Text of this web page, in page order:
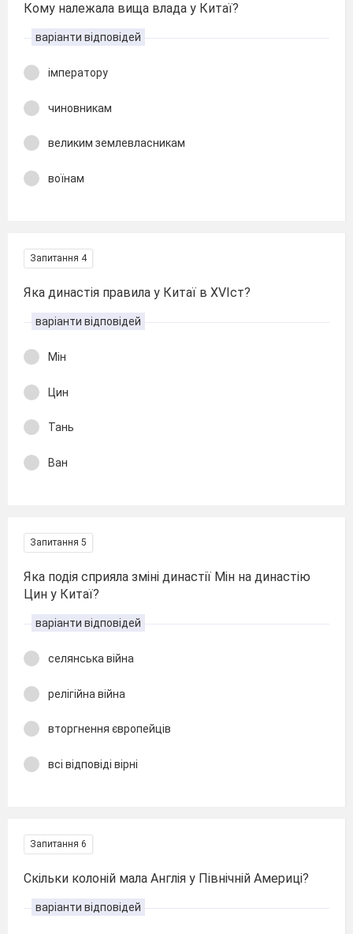
Кому належала вища влада у Китаї?
варіанти відповідей
імператору
чиновникам
великим землевласникам
воїнам
Запитання 4
Яка династія правила у Китаї в ХVІст?
варіанти відповідей
Мін
Цин
Тань
Ван
Запитання 5
Яка подія сприяла зміні династії Мін на династію
Цин у Китаї?
варіанти відповідей
селянська війна
релігійна війна
вторгнення європейців
всі відповіді вірні
Запитання 6
Скільки колоній мала Англія у Північній Америці?
варіанти відповідей